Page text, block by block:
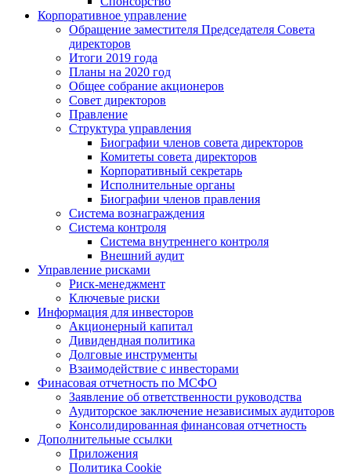
Корпоративное управление
Обращение заместителя Председателя Совета
директоров
Итоги 2019 года
Планы на 2020 год
Общее собрание акционеров
Совет директоров
Правление
Структура управления
Биографии членов совета директоров
Комитеты совета директоров
Корпоративный секретарь
Исполнительные органы
Биографии членов правления
Система вознаграждения
Система контроля
Система внутреннего контроля
Внешний аудит
Управление рисками
Риск-менеджмент
Ключевые риски
Информация для инвесторов
Акционерный капитал
Дивидендная политика
Долговые инструменты
Взаимодействие с инвеcторами
Финасовая отчетность по МСФО
Заявление об ответственности руководства
Аудиторское заключение независимых аудиторов
Консолидированная финансовая отчетность
Дополнительные ссылки
Приложения
Политика Cookie